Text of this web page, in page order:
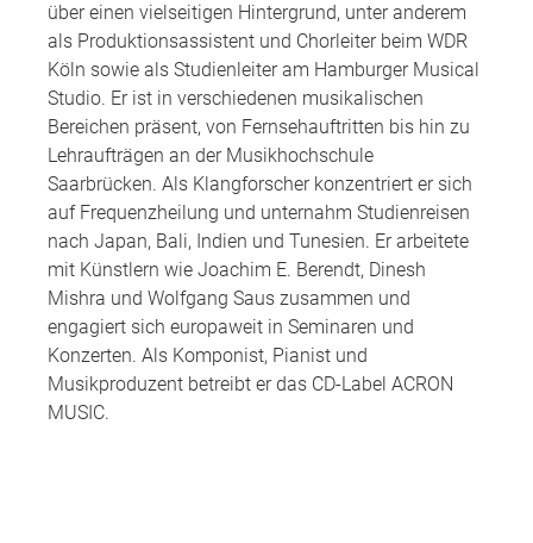
über einen vielseitigen Hintergrund, unter anderem
als Produktionsassistent und Chorleiter beim WDR
Köln sowie als Studienleiter am Hamburger Musical
Studio. Er ist in verschiedenen musikalischen
Bereichen präsent, von Fernsehauftritten bis hin zu
Lehraufträgen an der Musikhochschule
Saarbrücken. Als Klangforscher konzentriert er sich
auf Frequenzheilung und unternahm Studienreisen
nach Japan, Bali, Indien und Tunesien. Er arbeitete
mit Künstlern wie Joachim E. Berendt, Dinesh
Mishra und Wolfgang Saus zusammen und
engagiert sich europaweit in Seminaren und
Konzerten. Als Komponist, Pianist und
Musikproduzent betreibt er das CD-Label ACRON
MUSIC.